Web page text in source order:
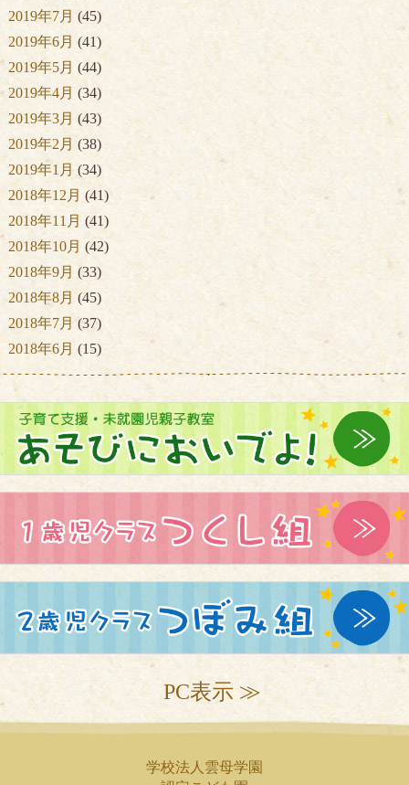
2019年7月 (45)
2019年6月 (41)
2019年5月 (44)
2019年4月 (34)
2019年3月 (43)
2019年2月 (38)
2019年1月 (34)
2018年12月 (41)
2018年11月 (41)
2018年10月 (42)
2018年9月 (33)
2018年8月 (45)
2018年7月 (37)
2018年6月 (15)
PC表示 ≫
学校法人雲母学園